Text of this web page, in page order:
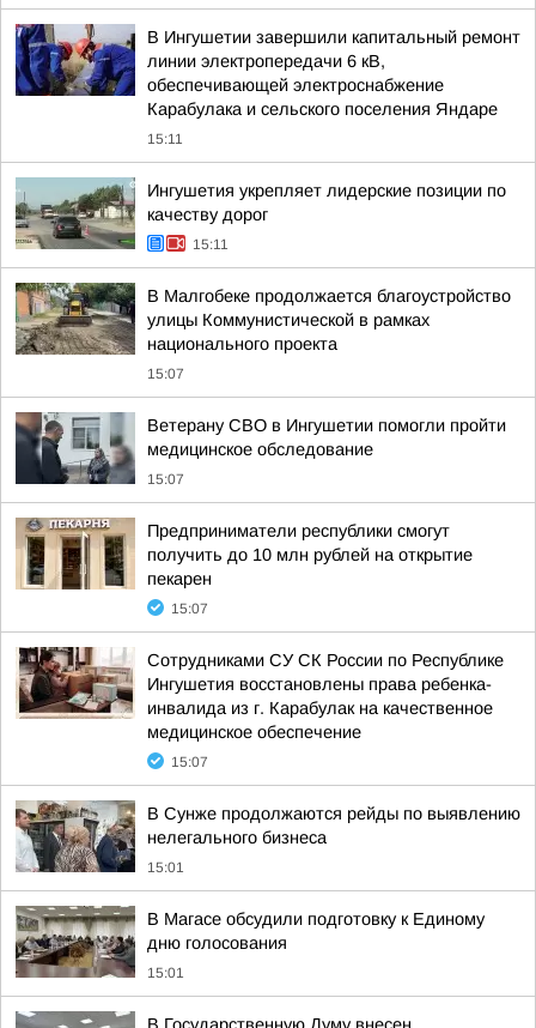
В Ингушетии завершили капитальный ремонт
линии электропередачи 6 кВ,
обеспечивающей электроснабжение
Карабулака и сельского поселения Яндаре
15:11
Ингушетия укрепляет лидерские позиции по
качеству дорог
15:11
В Малгобеке продолжается благоустройство
улицы Коммунистической в рамках
национального проекта
15:07
Ветерану СВО в Ингушетии помогли пройти
медицинское обследование
15:07
Предприниматели республики смогут
получить до 10 млн рублей на открытие
пекарен
15:07
Сотрудниками СУ СК России по Республике
Ингушетия восстановлены права ребенка-
инвалида из г. Карабулак на качественное
медицинское обеспечение
15:07
В Сунже продолжаются рейды по выявлению
нелегального бизнеса
15:01
В Магасе обсудили подготовку к Единому
дню голосования
15:01